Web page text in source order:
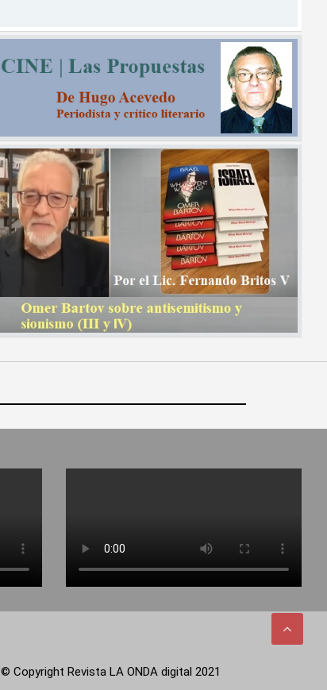
Copyright Revista LA ONDA digital 2021